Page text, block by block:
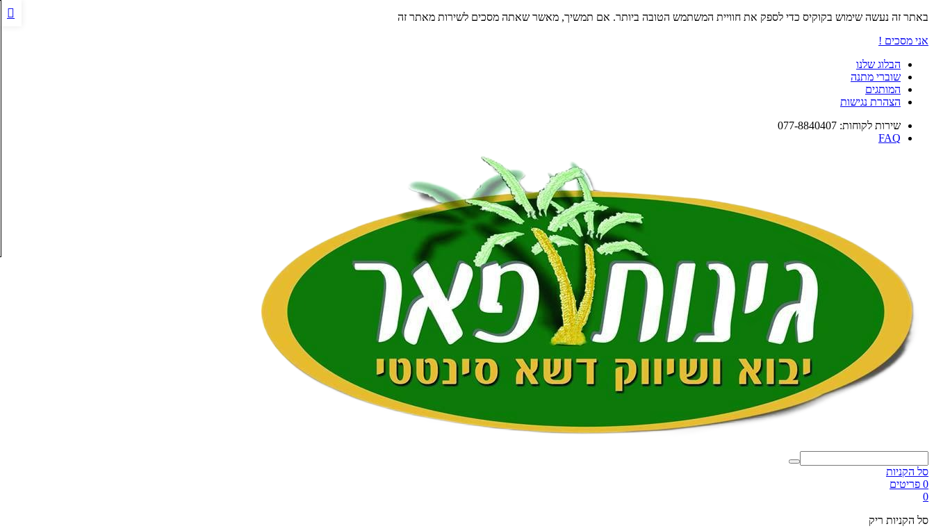
באתר זה נעשה שימוש בקוקיס כדי לספק את חוויית המשתמש הטובה ביותר. אם תמשיך, מאשר שאתה מסכים לשירות מאתר זה
אני מסכים !
הבלוג שלנו
שוברי מתנה
המותגים
הצהרת נגישות
שירות לקוחות: 077-8840407
FAQ
סל הקניות
0 פריטים
0
סל הקניות ריק